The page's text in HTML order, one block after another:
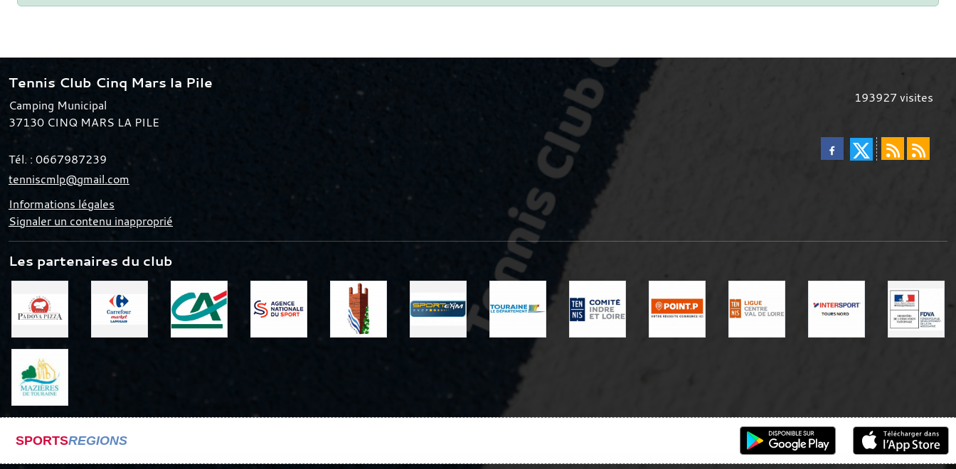
Tennis Club Cinq Mars la Pile
Camping Municipal
37130 CINQ MARS LA PILE
Tél. : 0667987239
tenniscmlp@gmail.com
Informations légales
Signaler un contenu inapproprié
193927visites
Les partenaires du club
SPORTSREGIONS